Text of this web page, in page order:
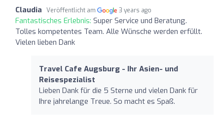
Claudia Veröffentlicht am 3 years ago
Fantastisches Erlebnis: Super Service und Beratung.
Tolles kompetentes Team. Alle Wünsche werden erfüllt.
Vielen lieben Dank
Travel Cafe Augsburg - Ihr Asien- und
Reisespezialist
Lieben Dank für die 5 Sterne und vielen Dank für
Ihre jahrelange Treue. So macht es Spaß.